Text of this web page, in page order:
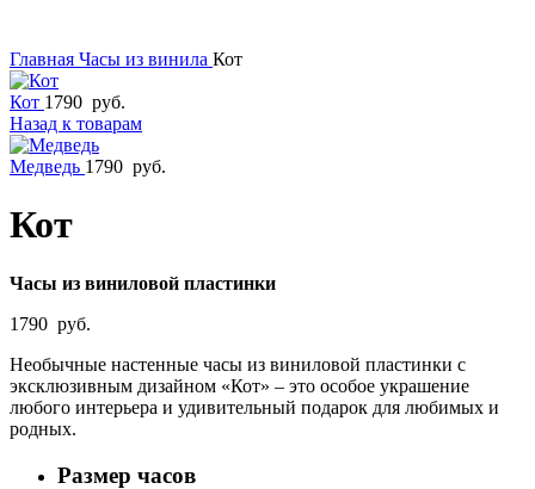
Главная Часы из винила Кот
Кот 1790 руб.
Назад к товарам
Медведь 1790 руб.
Кот
Часы из виниловой пластинки
1790 руб.
Необычные настенные часы из виниловой пластинки с
эксклюзивным дизайном «Кот» – это особое украшение
любого интерьера и удивительный подарок для любимых и
родных.
Размер часов